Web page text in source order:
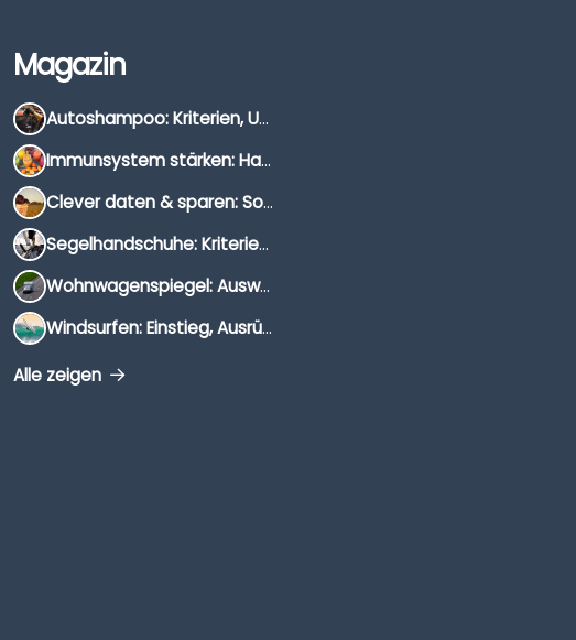
Magazin
Autoshampoo: Kriterien, Unterschiede & Anwendung
Immunsystem stärken: Hausmittel, Vitamine & Wissenswertes
Clever daten & sparen: So findest du die besten Deals für Dates und Unternehmungen
Segelhandschuhe: Kriterien, Materialien & Tipps
Wohnwagenspiegel: Auswahl, Preise & Montage
Windsurfen: Einstieg, Ausrüstung & Tipps
Alle zeigen